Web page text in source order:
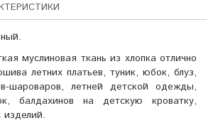
муслиновая ткань из хлопка отлично
летних платьев, туник, юбок, блуз,
шароваров, летней детской одежды,
балдахинов на детскую кроватку,